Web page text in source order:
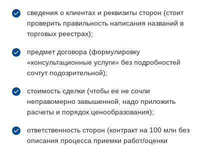
сведения о клиентах и реквизиты сторон (стоит
проверить правильность написания названий в
торговых реестрах);
предмет договора (формулировку
«консультационные услуги» без подробностей
сочтут подозрительной);
стоимость сделки (чтобы ее не сочли
неправомерно завышенной, надо приложить
расчеты и порядок ценообразования);
ответственность сторон (контракт на 100 млн без
описания процесса приемки работ/оценки